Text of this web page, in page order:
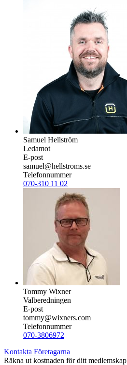
Samuel Hellström
Ledamot
E-post
samuel@hellstroms.se
Telefonnummer
070-310 11 02
Tommy Wixner
Valberedningen
E-post
tommy@wixners.com
Telefonnummer
070-3806972
Kontakta Företagarna
Räkna ut kostnaden för ditt medlemskap